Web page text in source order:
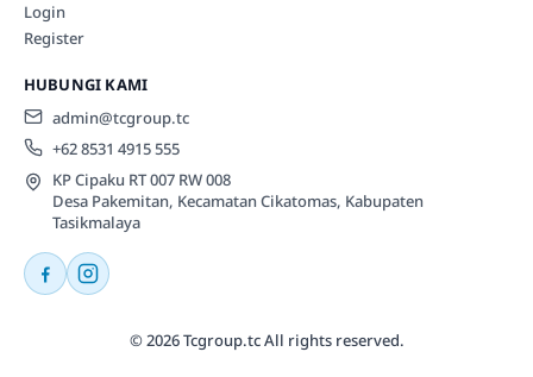
Login
Register
HUBUNGI KAMI
admin@tcgroup.tc
+62 8531 4915 555
KP Cipaku RT 007 RW 008
Desa Pakemitan, Kecamatan Cikatomas, Kabupaten
Tasikmalaya
© 2026 Tcgroup.tc All rights reserved.